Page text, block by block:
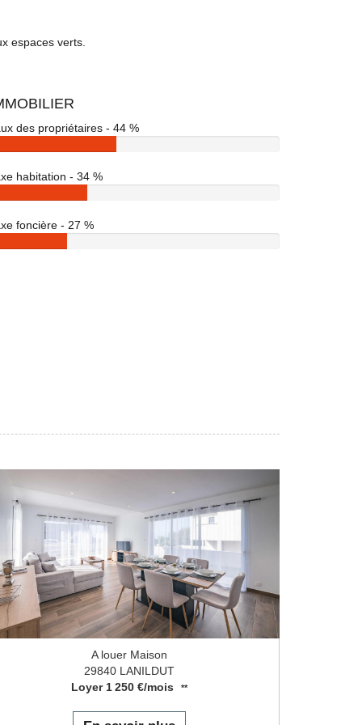
espaces verts.
des propriétaires - 44 %
habitation - 34 %
foncière - 27 %
A louer Maison
29840 LANILDUT
Loyer 1 250 €/mois
**